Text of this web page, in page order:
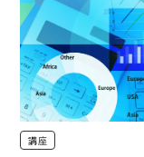
講座